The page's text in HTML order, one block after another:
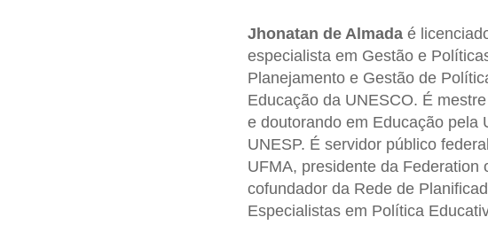
Jhonatan de Almadaé
especialista em Gestão e
Planejamento e Gestão de
Educação da UNESCO. É
e doutorando em Educação pela
UNESP. É servidor público
UFMA, presidente da Federation
cofundador da Rede de
Especialistas em Política